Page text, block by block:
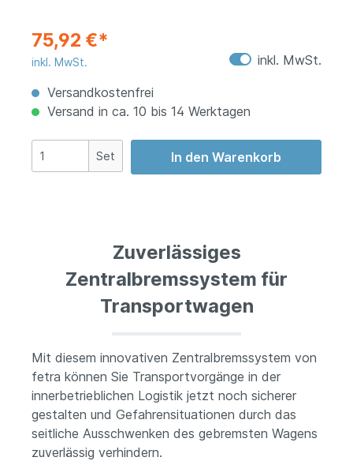
75,92 €*
inkl. MwSt.
inkl. MwSt.
Versandkostenfrei
Versand in ca. 10 bis 14 Werktagen
Set In den Warenkorb
Zuverlässiges
Zentralbremssystem für
Transportwagen
Mit diesem innovativen Zentralbremssystem von
fetra können Sie Transportvorgänge in der
innerbetrieblichen Logistik jetzt noch sicherer
gestalten und Gefahrensituationen durch das
seitliche Ausschwenken des gebremsten Wagens
zuverlässig verhindern.